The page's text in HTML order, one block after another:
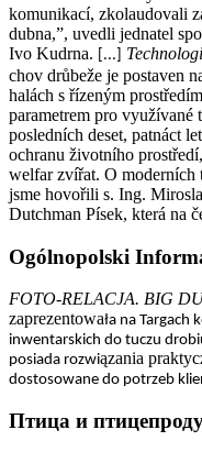
komunikací, zkolaudovali
dubna,”, uvedli jednatel
Ivo Kudrna.
[...]
chov drůbeže je postaven
halách s řízeným
parametrem pro využívané
posledních deset, patnáct
ochranu životního
welfar zvířat. O moderních
jsme hovořili s. Ing.
Dutchman Písek, která na
Ogólnopolski
FOTO-RELACJA. BIG
zaprezentowała na Targach
inwentarskich do tuczu
posiada rozwiązania
dostosowane do potrzeb
Птица и